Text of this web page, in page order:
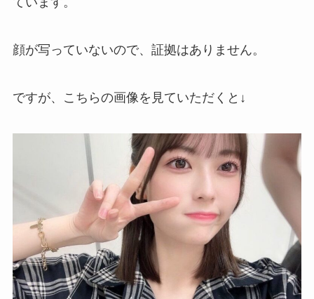
顔が写っていないので、証拠はありません。
ですが、こちらの画像を見ていただくと↓